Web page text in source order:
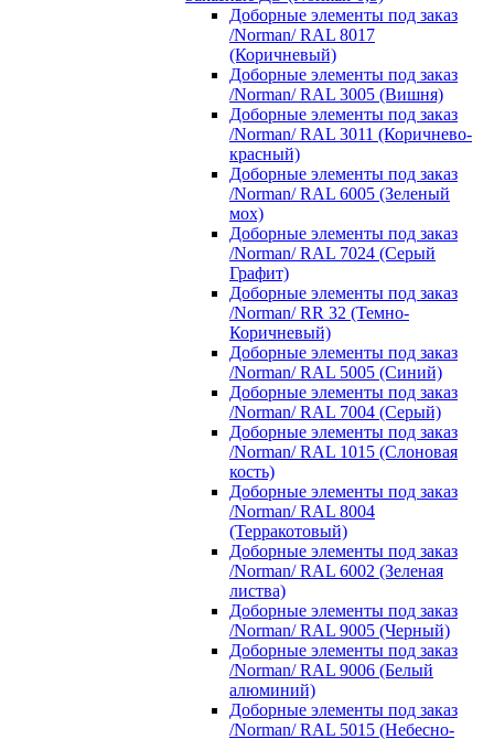
Доборные элементы под заказ
/Norman/ RAL 8017
(Коричневый)
Доборные элементы под заказ
/Norman/ RAL 3005 (Вишня)
Доборные элементы под заказ
/Norman/ RAL 3011 (Коричнево-
красный)
Доборные элементы под заказ
/Norman/ RAL 6005 (Зеленый
мох)
Доборные элементы под заказ
/Norman/ RAL 7024 (Серый
Графит)
Доборные элементы под заказ
/Norman/ RR 32 (Темно-
Коричневый)
Доборные элементы под заказ
/Norman/ RAL 5005 (Синий)
Доборные элементы под заказ
/Norman/ RAL 7004 (Серый)
Доборные элементы под заказ
/Norman/ RAL 1015 (Слоновая
кость)
Доборные элементы под заказ
/Norman/ RAL 8004
(Терракотовый)
Доборные элементы под заказ
/Norman/ RAL 6002 (Зеленая
листва)
Доборные элементы под заказ
/Norman/ RAL 9005 (Черный)
Доборные элементы под заказ
/Norman/ RAL 9006 (Белый
алюминий)
Доборные элементы под заказ
/Norman/ RAL 5015 (Небесно-